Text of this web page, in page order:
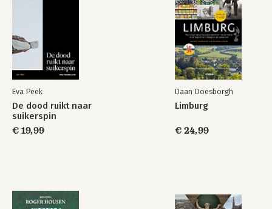
Eva Peek
De dood ruikt naar
suikerspin
€ 19,99
Daan Doesborgh
Limburg
€ 24,99